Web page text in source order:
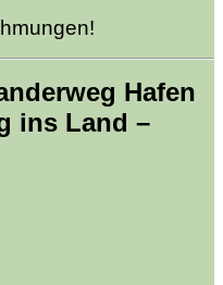
Hafen
ins Land –